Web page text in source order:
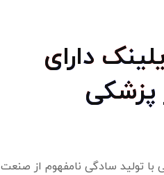
دارای
پزشکی
با تولید سادگی نامفهوم از صنعت